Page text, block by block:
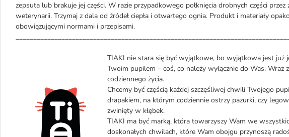
zepsuta lub brakuje jej części. W razie przypadkowego połknięcia drobnych części
weterynarii. Trzymaj z dala od źródeł ciepła i otwartego ognia. Produkt i materiały
obowiązującymi normami i przepisami.
TIAKI nie stara się być wyjątkowe, bo wyjątkowa jest już
Twoim pupilem – coś, co należy wyłącznie do Was. Wraz
codziennego życia.
Chcemy być częścią każdej szczęśliwej chwili Twojego
drapakiem, na którym codziennie ostrzy pazurki, czy
zwinięty w kłębek.
TIAKI ma być marką, która towarzyszy Wam we
doskonałych chwilach, które Wam obojgu przynoszą